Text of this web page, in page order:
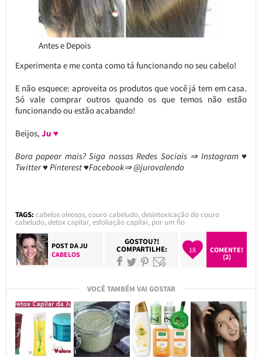
Antes e Depois
Experimenta e me conta como tá funcionando no seu cabelo!
E não esquece: aproveita os produtos que você já tem em casa.
Só vale comprar outros quando os que temos não estão
funcionando ou estão acabando!
Beijos, Ju ♥
Bora papear mais? Siga nossas Redes Sociais ⇒ Instagram ♥
Twitter ♥ Pinterest ♥Facebook⇒ @jurovalendo
TAGS: cabelos oleosos,couro cabeludo,desintoxicação do couro
cabeludo,detox capilar,esfoliação capilar, por um fio
POST DAJU
CABELOS
GOSTOU?!
COMPARTILHE: 18
COMENTE!
(2)
VOCÊ TAMBÉM VAI GOSTAR